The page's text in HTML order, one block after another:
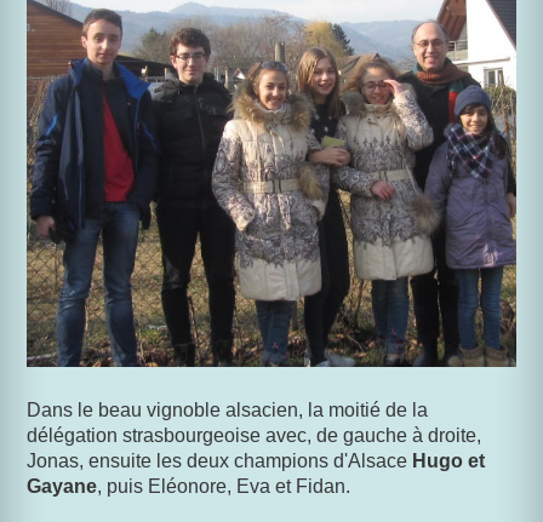
Dans le beau vignoble alsacien, la moitié de la
délégation strasbourgeoise avec, de gauche à droite,
Jonas, ensuite les deux champions d'Alsace Hugo et
Gayane, puis Eléonore, Eva et Fidan.